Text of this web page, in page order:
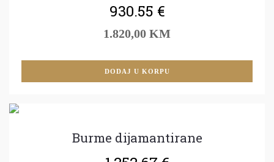
930.55 €
1.820,00 KM
DODAJ U KORPU
Burme dijamantirane